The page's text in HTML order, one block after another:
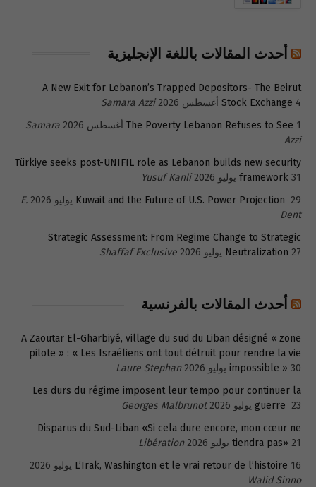
أحدث المقالات باللغة الإنجليزية
A New Exit for Lebanon’s Trapped Depositors- The Beirut
Stock Exchange 4 أغسطس 2026
Samara Azzi
The Poverty Lebanon Refuses to See 1 أغسطس 2026
Samara
Azzi
Türkiye seeks post-UNIFIL role as Lebanon builds new security
framework 31 يوليو 2026
Yusuf Kanli
Kuwait and the Future of U.S. Power Projection 29 يوليو 2026
E.
Dent
Strategic Assessment: From Regime Change to Strategic
Neutralization 27 يوليو 2026 Shaffaf Exclusive
أحدث المقالات بالفرنسية
A Zaoutar El-Gharbiyé, village du sud du Liban désigné « zone
pilote » : « Les Israéliens ont tout détruit pour rendre la vie
impossible » 30 يوليو 2026
Laure Stephan
Les durs du régime imposent leur tempo pour continuer la
guerre 23 يوليو 2026
Georges Malbrunot
Disparus du Sud-Liban «Si cela dure encore, mon cœur ne
tiendra pas» 21 يوليو 2026
Libération
L’Irak, Washington et le vrai retour de l’histoire 16 يوليو 2026
Walid Sinno